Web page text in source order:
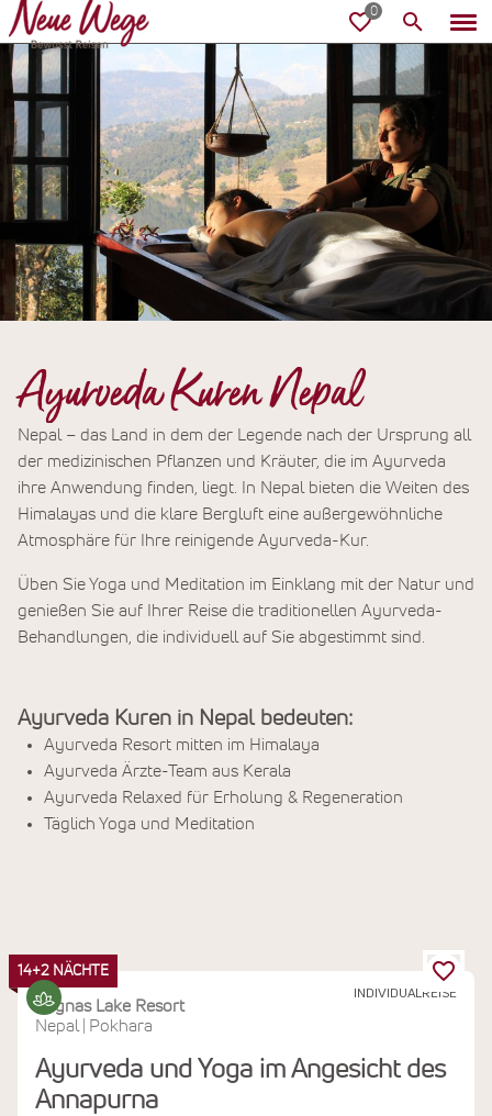
Ayurveda Kuren Nepal
Nepal – das Land in dem der Legende nach der Ursprung all
der medizinischen Pflanzen und Kräuter, die im Ayurveda
ihre Anwendung finden, liegt. In Nepal bieten die Weiten des
Himalayas und die klare Bergluft eine außergewöhnliche
Atmosphäre für Ihre reinigende Ayurveda-Kur.
Üben Sie Yoga und Meditation im Einklang mit der Natur und
genießen Sie auf Ihrer Reise die traditionellen Ayurveda-
Behandlungen, die individuell auf Sie abgestimmt sind.
Ayurveda Kuren in Nepal bedeuten:
Ayurveda Resort mitten im Himalaya
Ayurveda Ärzte-Team aus Kerala
Ayurveda Relaxed für Erholung & Regeneration
Täglich Yoga und Meditation
INDIVIDUALREISE
14+2 NÄCHTE
Begnas Lake Resort
Nepal
Pokhara
Ayurveda und Yoga im Angesicht des
Annapurna